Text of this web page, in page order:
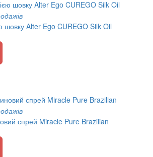
шовку Alter Ego CUREGO Silk Oil
спрей Miracle Pure Brazilian